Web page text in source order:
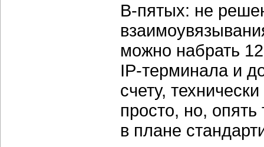
В-пятых: не
можно набрать
IP-терминалаи
счету,
просто, но,
в плане